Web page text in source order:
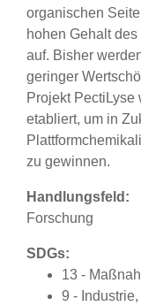
organischen
hohen Gehalt
auf. Bisher
geringer
Projekt PectiLyse
etabliert, um in
zu gewinnen.
Handlungsfeld:
Forschung
SDGs:
13 -
9 -